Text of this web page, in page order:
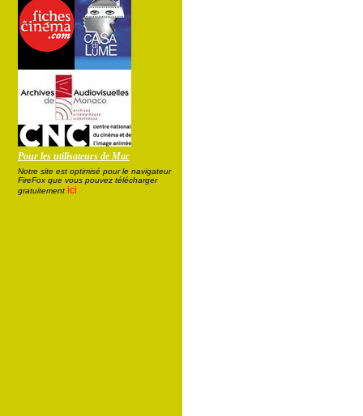
Pour les utilisateurs de Mac
Notre site est optimisé pour le navigateur
FireFox que vous pouvez télécharger
gratuitement ici